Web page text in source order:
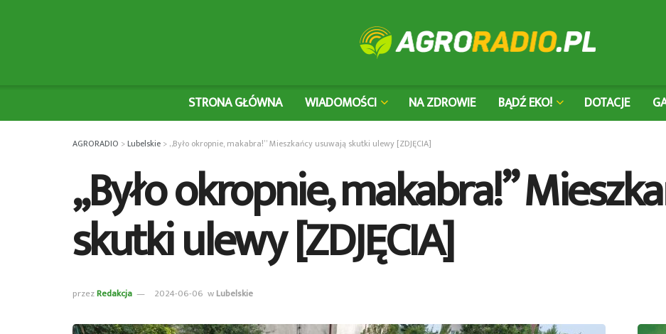
STRONA GŁÓWNA WIADOMOŚCI NA ZDROWIE BĄDŹ EKO! DOTACJE
AGRORADIO >Lubelskie > „Było okropnie, makabra!” Mieszkańcy usuwają skutki ulewy [ZDJĘCIA]
„Było okropnie, makabra!”
skutki ulewy [ZDJĘCIA]
przezRedakcja 2024-06-06 wLubelskie